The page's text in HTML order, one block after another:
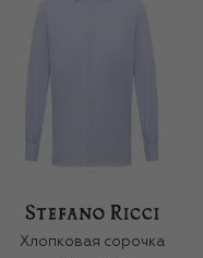
Хлопковая сорочка